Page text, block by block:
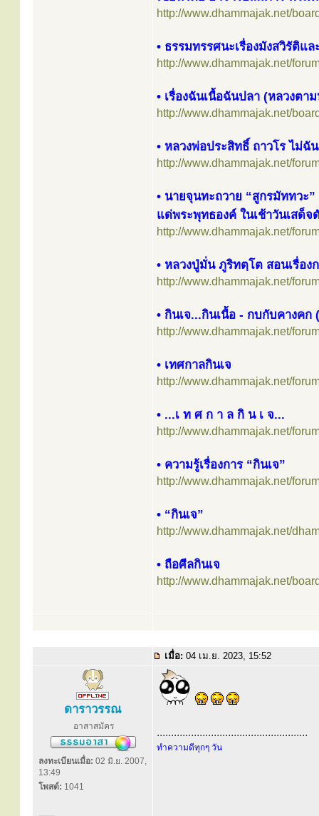
http://www.dhammajak.net/
• ธรรมทรรศนะเรื่องมังสวิรัติแล
http://www.dhammajak.net/
• เรื่องฉันเนื้อฉันปลา (หลวงต
http://www.dhammajak.net/
• หลวงพ่อประสิทธิ์ ถาวโร ไม่ฉั
http://www.dhammajak.net/
• นายจุนทะถวาย “สูกรมัททวะ
แด่พระพุทธองค์ ในเช้าวันเสด็
http://www.dhammajak.net/
• หลวงปู่มั่น ภูริทตฺโต สอนเรื่อง
http://www.dhammajak.net/
• กินเจ...กินเนื้อ - กบกับคางค
http://www.dhammajak.net/
• เทศกาลกินเจ
http://www.dhammajak.net/
• ...เ ท ศ ก า ล กิ น เ จ...
http://www.dhammajak.net/
• ความรู้เรื่องการ “กินเจ”
http://www.dhammajak.net/
• “กินเจ”
http://www.dhammajak.net/
• ถือศีลกินเจ
http://www.dhammajak.net/
เมื่อ: 04 เม.ย. 2023, 15:52
ดาราวรรณ
อาสาสมัคร
ลงทะเบียนเมื่อ: 02 มิ.ย. 2007,
13:49
โพสต์: 1041
.....................................................
ทำความดีทุกๆ วัน